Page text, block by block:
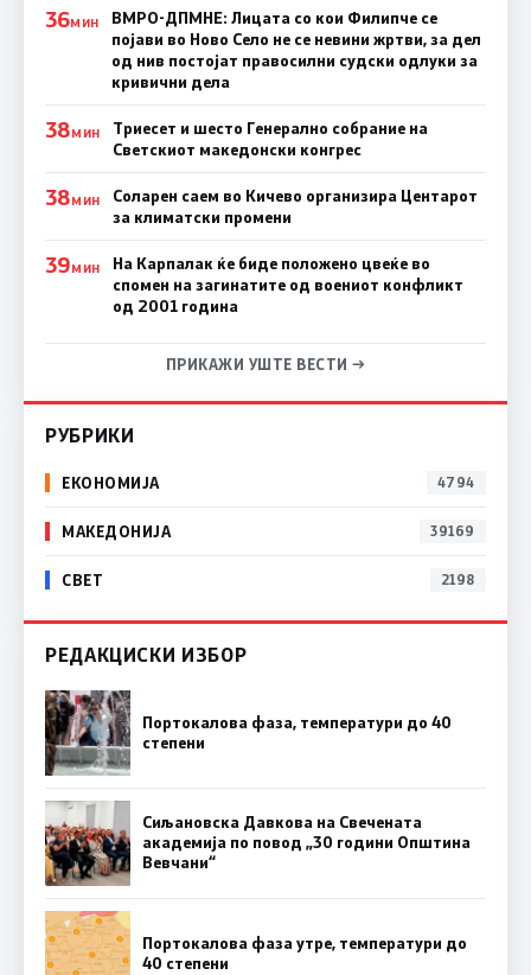
36МИН
ВМРО-ДПМНЕ: Лицата со кои Филипче се
појави во Ново Село не се невини жртви, за дел
од нив постојат правосилни судски одлуки за
кривични дела
38МИН
Триесет и шесто Генерално собрание на
Светскиот македонски конгрес
38МИН
Соларен саем во Кичево организира Центарот
за климатски промени
39МИН
На Карпалак ќе биде положено цвеќе во
спомен на загинатите од воениот конфликт
од 2001 година
ПРИКАЖИ УШТЕ ВЕСТИ →
РУБРИКИ
ЕКОНОМИЈА 4794
МАКЕДОНИЈА 39169
СВЕТ 2198
РЕДАКЦИСКИ ИЗБОР
Портокалова фаза, температури до 40
степени
Сиљановска Давкова на Свечената
академија по повод „30 години Општина
Вевчани“
Портокалова фаза утре, температури до
40 степени